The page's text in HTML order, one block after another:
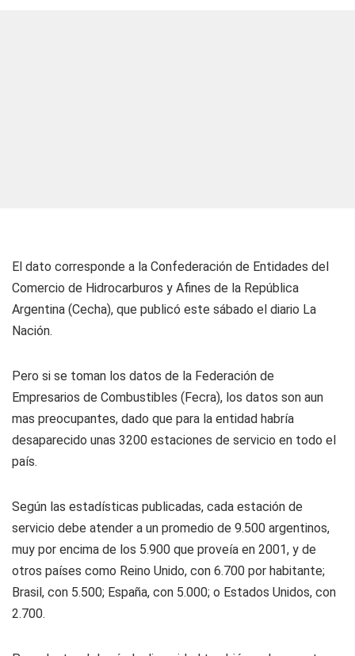
El dato corresponde a la Confederación de Entidades del
Comercio de Hidrocarburos y Afines de la República
Argentina (Cecha), que publicó este sábado el diario La
Nación.
Pero si se toman los datos de la Federación de
Empresarios de Combustibles (Fecra), los datos son aun
mas preocupantes, dado que para la entidad habría
desaparecido unas 3200 estaciones de servicio en todo el
país.
Según las estadísticas publicadas, cada estación de
servicio debe atender a un promedio de 9.500 argentinos,
muy por encima de los 5.900 que proveía en 2001, y de
otros países como Reino Unido, con 6.700 por habitante;
Brasil, con 5.500; España, con 5.000; o Estados Unidos, con
2.700.